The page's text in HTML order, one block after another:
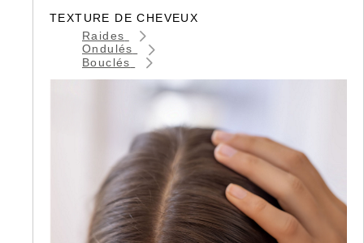
TEXTURE DE CHEVEUX
Raides
Ondulés
Bouclés